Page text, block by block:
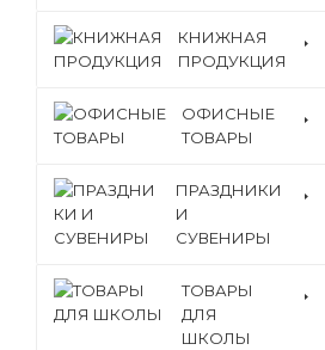
КНИЖНАЯ
ПРОДУКЦИЯ
ОФИСНЫЕ
ТОВАРЫ
ПРАЗДНИКИ
И
СУВЕНИРЫ
ТОВАРЫ
ДЛЯ
ШКОЛЫ